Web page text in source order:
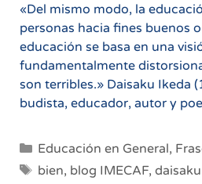
«Del mismo modo, la
personas hacia fines buenos
educación se basa en una
fundamentalmente
son terribles.» Daisaku Ikeda
budista, educador, autor y
Categorías
Educación en General,
Etiquetas
bien, blog IMECAF,